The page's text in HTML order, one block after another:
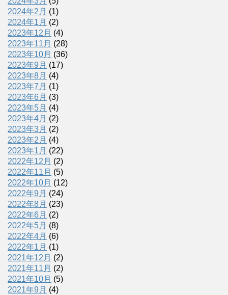
2024年2月 (1)
2024年1月 (2)
2023年12月 (4)
2023年11月 (28)
2023年10月 (36)
2023年9月 (17)
2023年8月 (4)
2023年7月 (1)
2023年6月 (3)
2023年5月 (4)
2023年4月 (2)
2023年3月 (2)
2023年2月 (4)
2023年1月 (22)
2022年12月 (2)
2022年11月 (5)
2022年10月 (12)
2022年9月 (24)
2022年8月 (23)
2022年6月 (2)
2022年5月 (8)
2022年4月 (6)
2022年1月 (1)
2021年12月 (2)
2021年11月 (2)
2021年10月 (5)
2021年9月 (4)